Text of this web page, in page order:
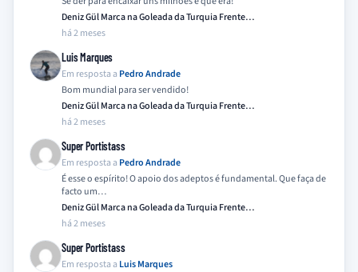
Deniz Gül Marca na Goleada da Turquia Frente…
há 2 meses
Luis Marques
Em resposta a Pedro Andrade
Bom mundial para ser vendido!
Deniz Gül Marca na Goleada da Turquia Frente…
há 2 meses
Super Portistass
Em resposta a Pedro Andrade
É esse o espírito! O apoio dos adeptos é fundamental. Que faça de
facto um…
Deniz Gül Marca na Goleada da Turquia Frente…
há 2 meses
Super Portistass
Em resposta a Luis Marques